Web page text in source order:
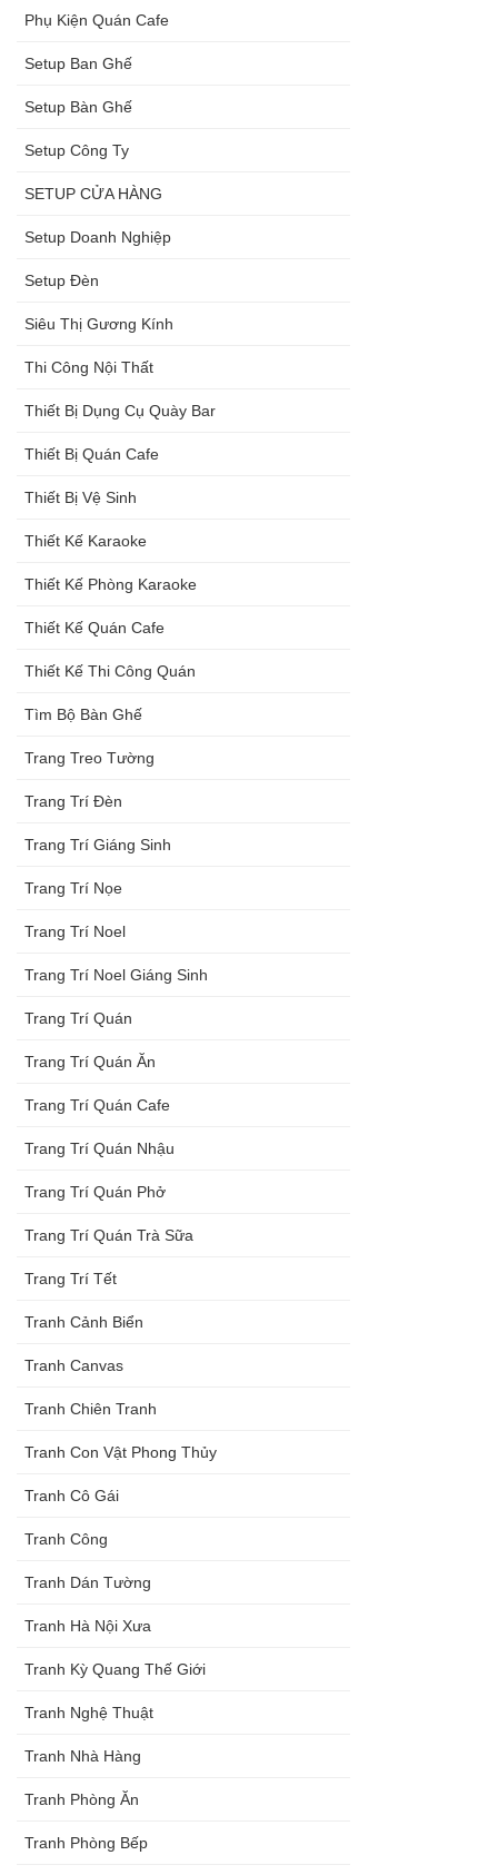
Phụ Kiện Quán Cafe
Setup Ban Ghế
Setup Bàn Ghế
Setup Công Ty
SETUP CỬA HÀNG
Setup Doanh Nghiệp
Setup Đèn
Siêu Thị Gương Kính
Thi Công Nội Thất
Thiết Bị Dụng Cụ Quày Bar
Thiết Bị Quán Cafe
Thiết Bị Vệ Sinh
Thiết Kế Karaoke
Thiết Kế Phòng Karaoke
Thiết Kế Quán Cafe
Thiết Kế Thi Công Quán
Tìm Bộ Bàn Ghế
Trang Treo Tường
Trang Trí Đèn
Trang Trí Giáng Sinh
Trang Trí Nọe
Trang Trí Noel
Trang Trí Noel Giáng Sinh
Trang Trí Quán
Trang Trí Quán Ăn
Trang Trí Quán Cafe
Trang Trí Quán Nhậu
Trang Trí Quán Phở
Trang Trí Quán Trà Sữa
Trang Trí Tết
Tranh Cảnh Biển
Tranh Canvas
Tranh Chiên Tranh
Tranh Con Vật Phong Thủy
Tranh Cô Gái
Tranh Công
Tranh Dán Tường
Tranh Hà Nội Xưa
Tranh Kỳ Quang Thế Giới
Tranh Nghệ Thuật
Tranh Nhà Hàng
Tranh Phòng Ăn
Tranh Phòng Bếp